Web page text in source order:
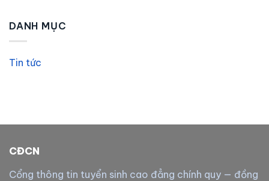
DANH MỤC
Tin tức
CĐCN
Cổng thông tin tuyển sinh cao đẳng chính quy — đồng